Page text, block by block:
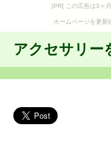
[PR] この広告は3ヶ
ホームページを更新
アクセサリー